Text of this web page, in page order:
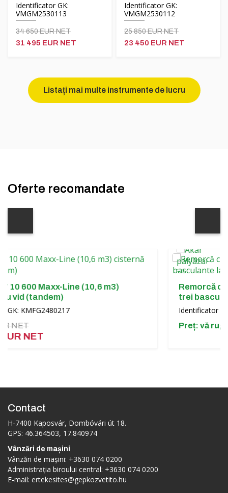
Identificator GK:
VMGM2530113
34 650 EUR NET
31 495 EUR NET
Identificator GK:
VMGM2530112
25 850 EUR NET
23 450 EUR NET
Listați mai multe instrumente de lucru
Oferte recomandate
Line (10,6 m3)
Remorcă cu două
trei basculante
Identificator GK:
Preț: vă rugăm să
Contact
H-7400 Kaposvár, Dombóvári út 18.
GPS: 46.364503, 17.840974
Vânzări de mașini
Vânzări de mașini: +3630 074 0200
Administrația biroului central: +3630 074 0200
E-mail: ertekesites@gepkozvetito.hu